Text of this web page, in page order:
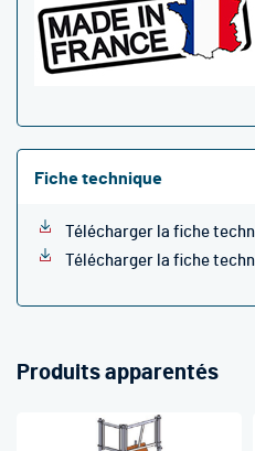
Fiche technique
Télécharger la fiche
Télécharger la fiche
Produits apparentés